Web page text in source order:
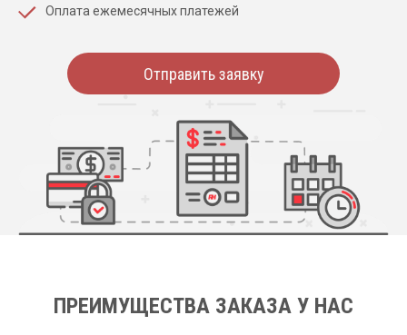
Оплата ежемесячных платежей
Отправить заявку
ПРЕИМУЩЕСТВА ЗАКАЗА У НАС